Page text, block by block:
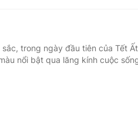
trong ngày đầu tiên của Tết
nổi bật qua lăng kính cuộc